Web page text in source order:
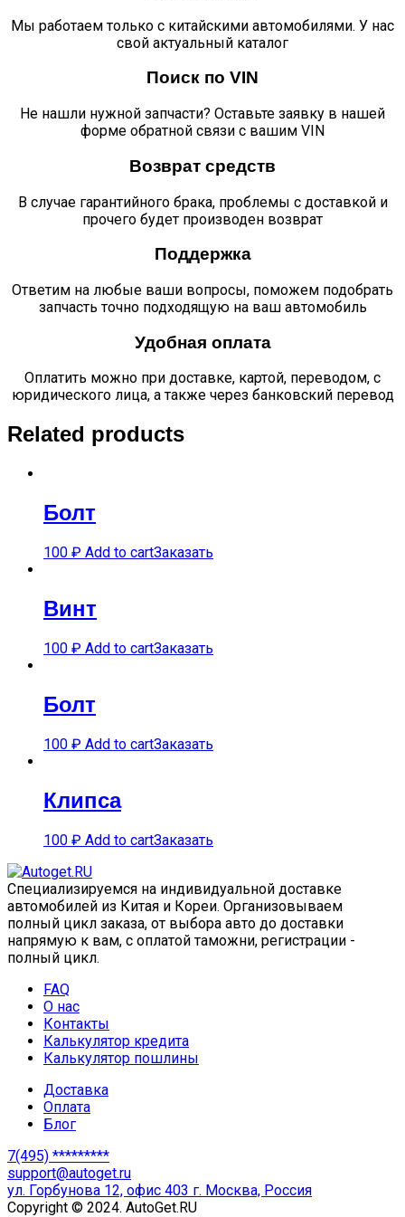
Мы работаем только с китайскими автомобилями. У нас
свой актуальный каталог
Поиск по VIN
Не нашли нужной запчасти? Оставьте заявку в нашей
форме обратной связи с вашим VIN
Возврат средств
В случае гарантийного брака, проблемы с доставкой и
прочего будет производен возврат
Поддержка
Ответим на любые ваши вопросы, поможем подобрать
запчасть точно подходящую на ваш автомобиль
Удобная оплата
Оплатить можно при доставке, картой, переводом, с
юридического лица, а также через банковский перевод
Related products
Болт
100 ₽ Add to cartЗаказать
Винт
100 ₽ Add to cartЗаказать
Болт
100 ₽ Add to cartЗаказать
Клипса
100 ₽ Add to cartЗаказать
Специализируемся на индивидуальной доставке
автомобилей из Китая и Кореи. Организовываем
полный цикл заказа, от выбора авто до доставки
напрямую к вам, с оплатой таможни, регистрации -
полный цикл.
FAQ
О нас
Контакты
Калькулятор кредита
Калькулятор пошлины
Доставка
Оплата
Блог
7(495) *********
support@autoget.ru
ул. Горбунова 12, офис 403 г. Москва, Россия
Copyright © 2024. AutoGet.RU